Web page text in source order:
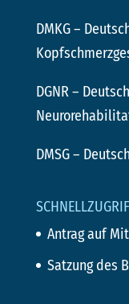
DMKG–
DGNR–
DMSG–
Antrag auf
Satzung des